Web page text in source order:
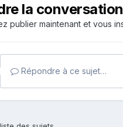
la conversation
publier maintenant et vous
Répondre à ce sujet…